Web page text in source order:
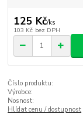
125 Kč/ks
103 Kč bez DPH
Číslo produktu:
Výrobce:
Nosnost:
Hlídat cenu / dostupnost